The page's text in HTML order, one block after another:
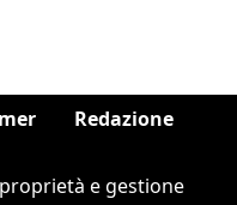
Redazione
e gestione